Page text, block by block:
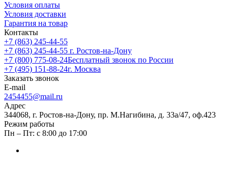
Условия оплаты
Условия доставки
Гарантия на товар
Контакты
+7 (863) 245-44-55
+7 (863) 245-44-55 г. Ростов-на-Дону
+7 (800) 775-08-24Бесплатный звонок по России
+7 (495) 151-88-24г. Москва
Заказать звонок
E-mail
2454455@mail.ru
Адрес
344068, г. Ростов-на-Дону, пр. М.Нагибина, д. 33а/47, оф.423
Режим работы
Пн – Пт: с 8:00 до 17:00